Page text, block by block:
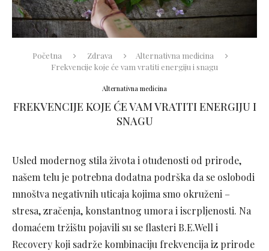
Početna Zdrava
Alternativna medicina
Frekvencije koje će vam vratiti energiju i snagu
Alternativna medicina
FREKVENCIJE KOJE ĆE VAM VRATITI ENERGIJU I
SNAGU
Usled modernog stila života i otuđenosti od prirode,
našem telu je potrebna dodatna podrška da se oslobodi
mnoštva negativnih uticaja kojima smo okruženi –
stresa, zračenja, konstantnog umora i iscrpljenosti. Na
domaćem tržištu pojavili su se flasteri B.E.Well i
Recovery koji sadrže kombinaciju frekvencija iz prirode